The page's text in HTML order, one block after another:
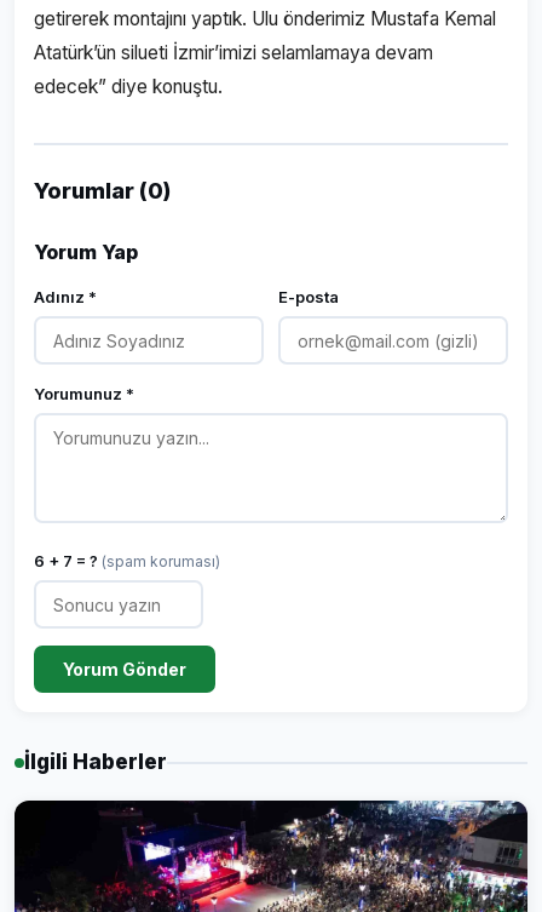
getirerek montajını yaptık. Ulu önderimiz Mustafa Kemal
Atatürk’ün silueti İzmir’imizi selamlamaya devam
edecek” diye konuştu.
Yorumlar (0)
Yorum Yap
Adınız * E-posta
Yorumunuz *
6 + 7 = ? (spam koruması)
Yorum Gönder
İlgili Haberler